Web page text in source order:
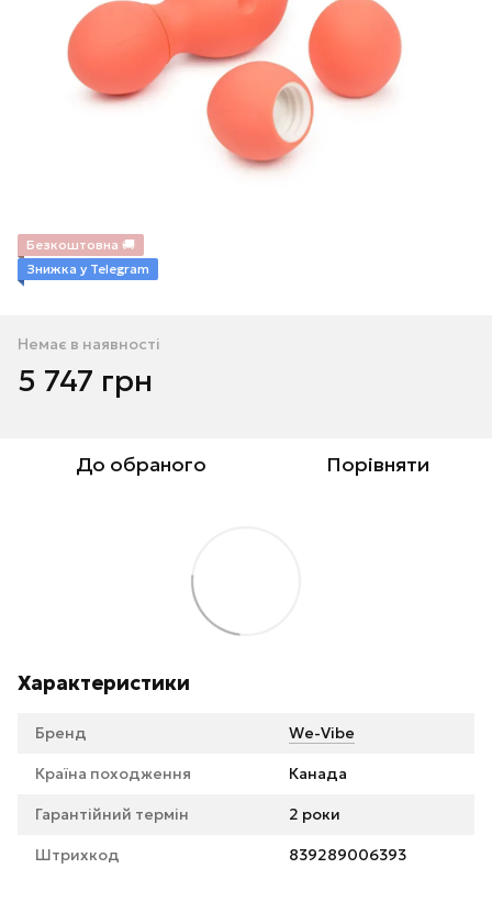
Безкоштовна 🚚
Знижка у Telegram
Немає в наявності
5 747 грн
До обраного Порівняти
Характеристики
Бренд We-Vibe
Країна походження Канада
Гарантійний термін 2 роки
Штрихкод 839289006393